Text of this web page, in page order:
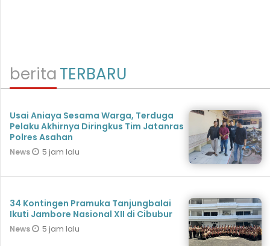
beritaTERBARU
Usai Aniaya Sesama Warga, Terduga
Pelaku Akhirnya Diringkus Tim Jatanras
Polres Asahan
News 5 jam lalu
34 Kontingen Pramuka Tanjungbalai
Ikuti Jambore Nasional XII di Cibubur
News 5 jam lalu